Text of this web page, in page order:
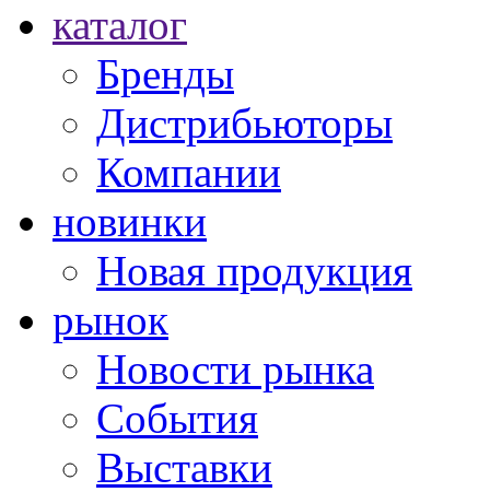
каталог
Бренды
Дистрибьюторы
Компании
новинки
Новая продукция
рынок
Новости рынка
Cобытия
Выставки